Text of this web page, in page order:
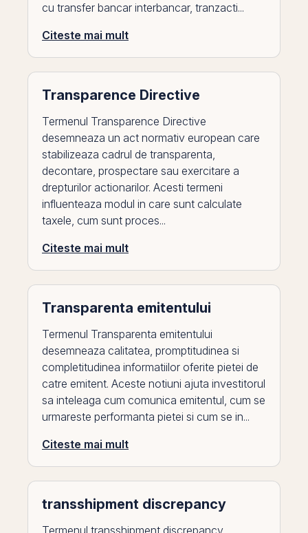
cu transfer bancar interbancar, tranzacti...
Citeste mai mult
Transparence Directive
Termenul Transparence Directive
desemneaza un act normativ european care
stabilizeaza cadrul de transparenta,
decontare, prospectare sau exercitare a
drepturilor actionarilor. Acesti termeni
influenteaza modul in care sunt calculate
taxele, cum sunt proces...
Citeste mai mult
Transparenta emitentului
Termenul Transparenta emitentului
desemneaza calitatea, promptitudinea si
completitudinea informatiilor oferite pietei de
catre emitent. Aceste notiuni ajuta investitorul
sa inteleaga cum comunica emitentul, cum se
urmareste performanta pietei si cum se in...
Citeste mai mult
transshipment discrepancy
Termenul transshipment discrepancy